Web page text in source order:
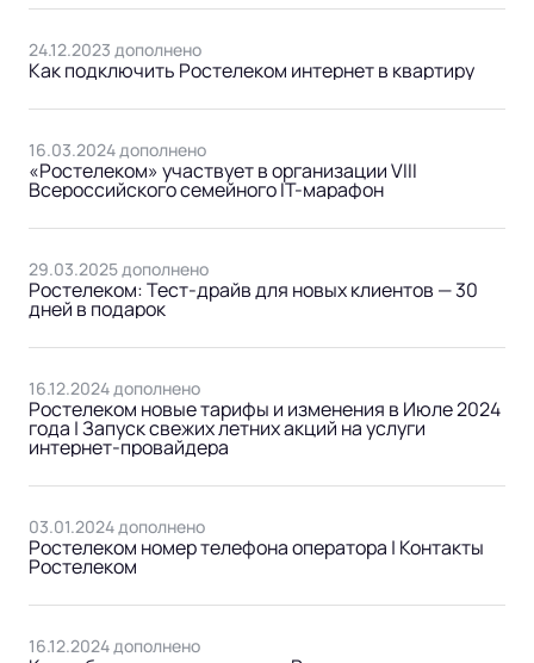
24.12.2023 дополнено
Как подключить Ростелеком интернет в квартиру
16.03.2024 дополнено
«Ростелеком» участвует в организации VIII
Всероссийского семейного IT-марафон
29.03.2025 дополнено
Ростелеком: Тест-драйв для новых клиентов — 30
дней в подарок
16.12.2024 дополнено
Ростелеком новые тарифы и изменения в Июле 2024
года | Запуск свежих летних акций на услуги
интернет-провайдера
03.01.2024 дополнено
Ростелеком номер телефона оператора | Контакты
Ростелеком
16.12.2024 дополнено